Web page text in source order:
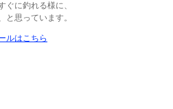
ぐに釣れる様に、
と思っています。
ルはこちら